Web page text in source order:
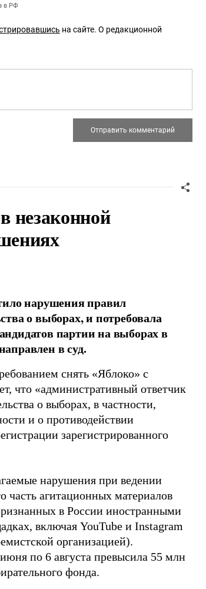
в РФ
на сайте. О редакционной
незаконной
нарушения правил
о выборах, и потребовала
партии на выборах в
в суд.
снять «Яблоко» с
что «административный ответчик
о выборах, в частности,
и о противодействии
зарегистрированного
нарушения при ведении
часть агитационных материалов
в России иностранными
включая YouTube и Instagram
организацией).
по 6 августа превысила 55 млн
фонда.